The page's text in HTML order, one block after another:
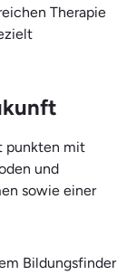
Therapie
punkten mit
und
sowie einer
Bildungsfinder